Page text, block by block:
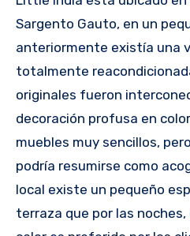
Sargento Gauto, en un
anteriormente existía una
totalmente
originales fueron
decoración profusa en
muebles muy sencillos,
podría resumirse como
local existe un pequeño
terraza que por las